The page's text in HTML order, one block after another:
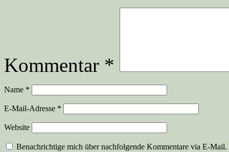
Kommentar *
Name *
E-Mail-Adresse *
Website
Benachrichtige mich über nachfolgende Kommentare via E-Mail.